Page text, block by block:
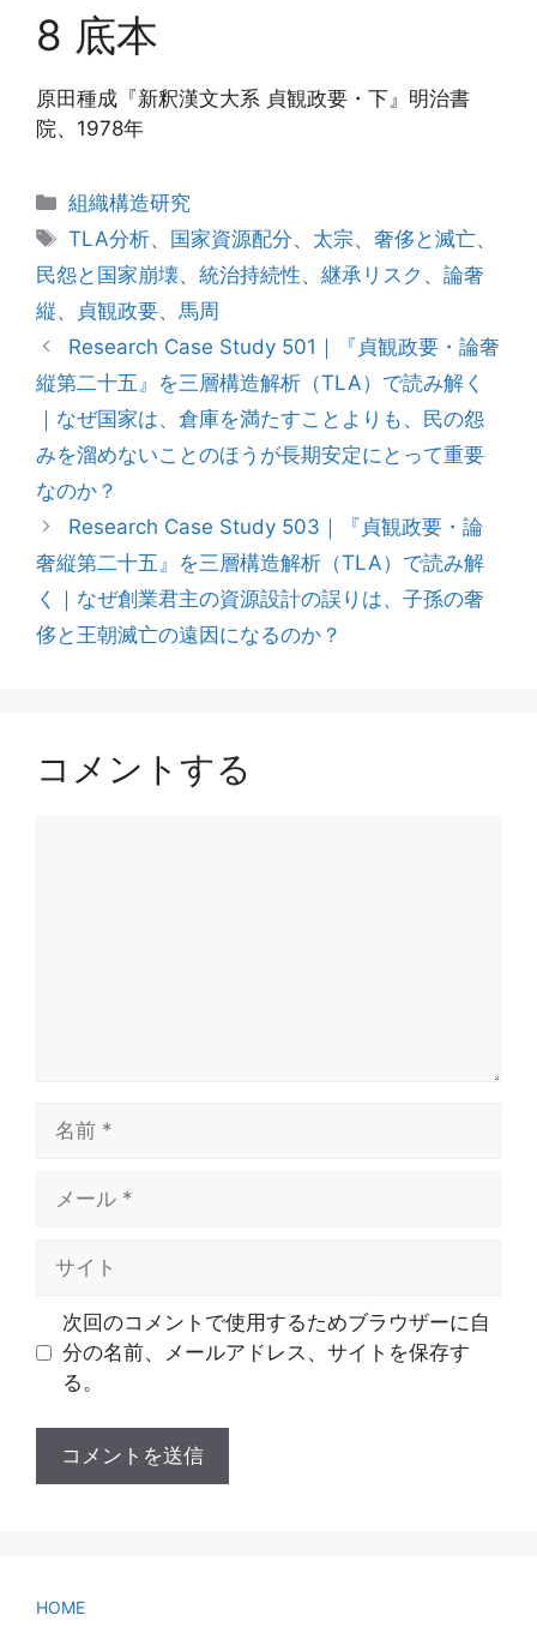
8 底本
原田種成『新釈漢文大系 貞観政要・下』明治書
院、1978年
カ
テ
リ
ー
組織構造研究
タ
グ
TLA分析、 国家資源配分、 太宗、奢侈と滅亡、
民怨と国家崩壊、 統治持続性、 継承リスク 、 論奢
縦、 貞観政要、 馬周
Research Case Study 501｜『貞観政要・論奢
縦第二十五』を三層構造解析（TLA）で読み解く
｜なぜ国家は、倉庫を満たすことよりも、民の怨
みを溜めないことのほうが長期安定にとって重要
なのか？
Research Case Study 503｜『貞観政要・論
奢縦第二十五』を三層構造解析（TLA）で読み解
く｜なぜ創業君主の資源設計の誤りは、子孫の奢
侈と王朝滅亡の遠因になるのか？
コメントする
次回のコメントで使用するためブラウザーに自
分の名前、メールアドレス、サイトを保存す
る。
HOME